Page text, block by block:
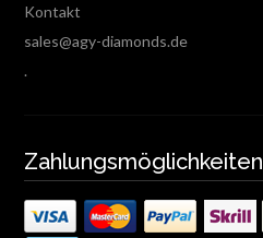
Kontakt
sales@agy-diamonds.de
.
Zahlungsmöglichkeiten